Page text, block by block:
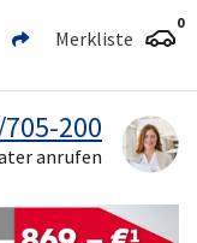
Merkliste
0
200
anrufen